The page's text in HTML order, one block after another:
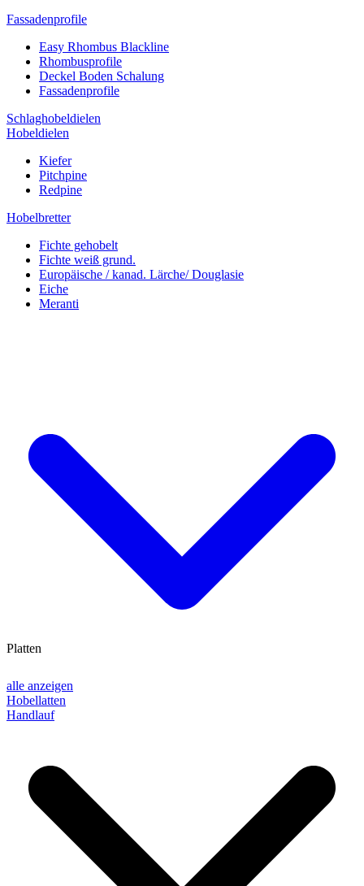
Fassadenprofile
Easy Rhombus Blackline
Rhombusprofile
Deckel Boden Schalung
Fassadenprofile
Schlaghobeldielen
Hobeldielen
Kiefer
Pitchpine
Redpine
Hobelbretter
Fichte gehobelt
Fichte weiß grund.
Europäische / kanad. Lärche/ Douglasie
Eiche
Meranti
alle anzeigen
Hobellatten
Handlauf
Platten